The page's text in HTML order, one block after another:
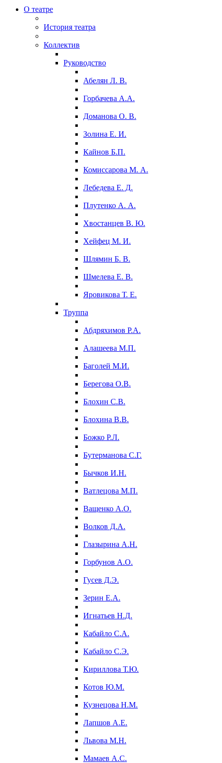
О театре
История театра
Коллектив
Руководство
Абелян Л. В.
Горбачева А.А.
Доманова О. В.
Золина Е. И.
Кайнов Б.П.
Комиссарова М. А.
Лебедева Е. Д.
Плутенко А. А.
Хвостанцев В. Ю.
Хейфец М. И.
Шлямин Б. В.
Шмелева Е. В.
Яровикова Т. Е.
Труппа
Абдряхимов Р.А.
Алашеева М.П.
Баголей М.И.
Берегова О.В.
Блохин С.В.
Блохина В.В.
Божко Р.Л.
Бутерманова С.Г.
Бычков И.Н.
Ватлецова М.П.
Ващенко А.О.
Волков Д.А.
Глазырина А.Н.
Горбунов А.О.
Гусев Д.Э.
Зерин Е.А.
Игнатьев Н.Д.
Кабайло С.А.
Кабайло С.Э.
Кириллова Т.Ю.
Котов Ю.М.
Кузнецова Н.М.
Лапшов А.Е.
Львова М.Н.
Мамаев А.С.